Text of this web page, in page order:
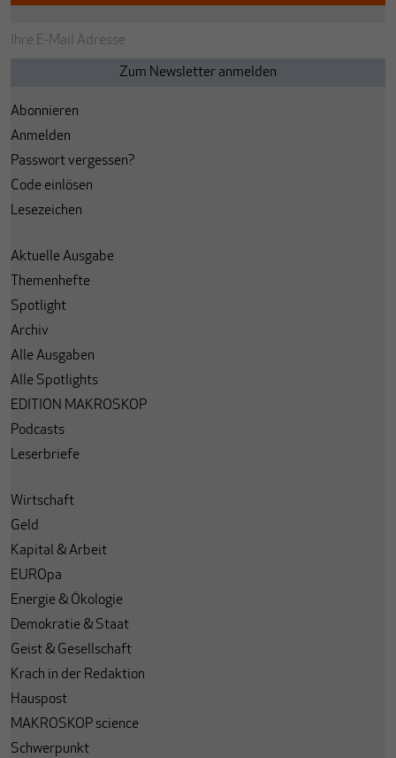
Abonnieren
Anmelden
Passwort vergessen?
Code einlösen
Lesezeichen
Aktuelle Ausgabe
Themenhefte
Spotlight
Archiv
Alle Ausgaben
Alle Spotlights
EDITION MAKROSKOP
Podcasts
Leserbriefe
Wirtschaft
Geld
Kapital & Arbeit
EUROpa
Energie & Ökologie
Demokratie & Staat
Geist & Gesellschaft
Krach in der Redaktion
Hauspost
MAKROSKOP science
Schwerpunkt